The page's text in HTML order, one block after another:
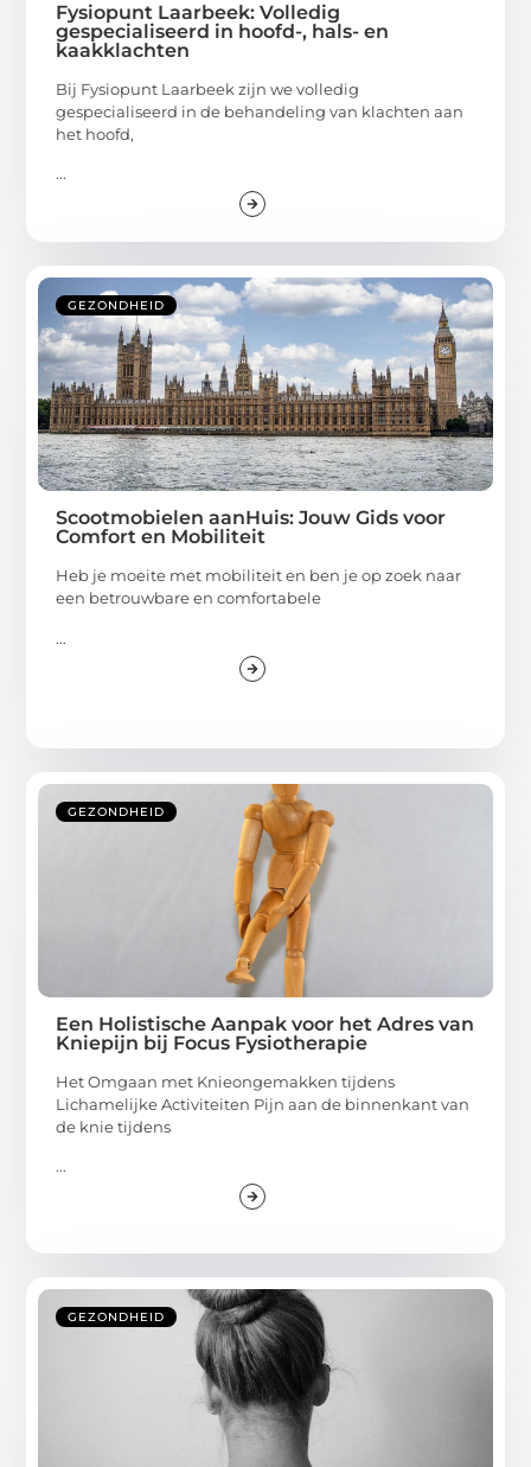
Fysiopunt Laarbeek: Volledig
gespecialiseerd in hoofd-, hals- en
kaakklachten
Bij Fysiopunt Laarbeek zijn we volledig
gespecialiseerd in de behandeling van klachten aan
het hoofd,
...
GEZONDHEID
Scootmobielen aanHuis: Jouw Gids voor
Comfort en Mobiliteit
Heb je moeite met mobiliteit en ben je op zoek naar
een betrouwbare en comfortabele
...
GEZONDHEID
Een Holistische Aanpak voor het Adres van
Kniepijn bij Focus Fysiotherapie
Het Omgaan met Knieongemakken tijdens
Lichamelijke Activiteiten Pijn aan de binnenkant van
de knie tijdens
...
GEZONDHEID